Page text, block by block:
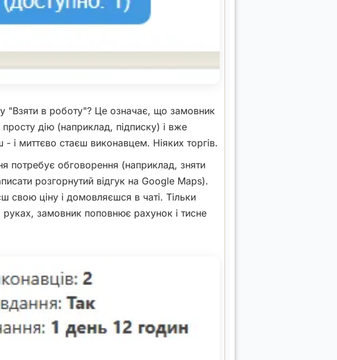
"Взяти в роботу"? Це означає, що замовник
просту дію (наприклад, підписку) і вже
і миттєво стаєш виконавцем. Ніяких торгів.
потребує обговорення (наприклад, зняти
розгорнутий відгук на Google Maps).
свою ціну і домовляєшся в чаті. Тільки
руках, замовник поповнює рахунок і тисне